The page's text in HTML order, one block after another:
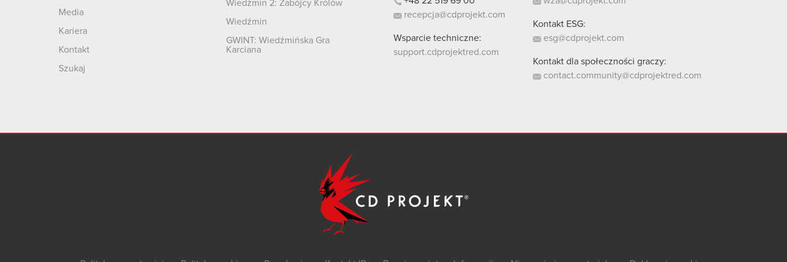
Media
Kariera
Kontakt
Szukaj
Wiedźmin 2: Zabójcy Królów
Wiedźmin
GWINT: Wiedźmińska Gra
Karciana
recepcja@cdprojekt.com
Wsparcie techniczne:
support.cdprojektred.com
Kontakt ESG:
esg@cdprojekt.com
Kontakt dla społeczności graczy:
contact.community@cdprojektred.com